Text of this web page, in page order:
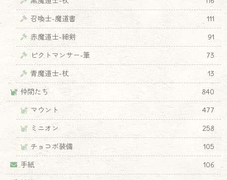
召喚士-魔道書
111
赤魔道士-細剣
91
ピクトマンサー-筆
73
青魔道士-杖
13
仲間たち
840
マウント
477
ミニオン
258
チョコボ装備
105
手紙
106